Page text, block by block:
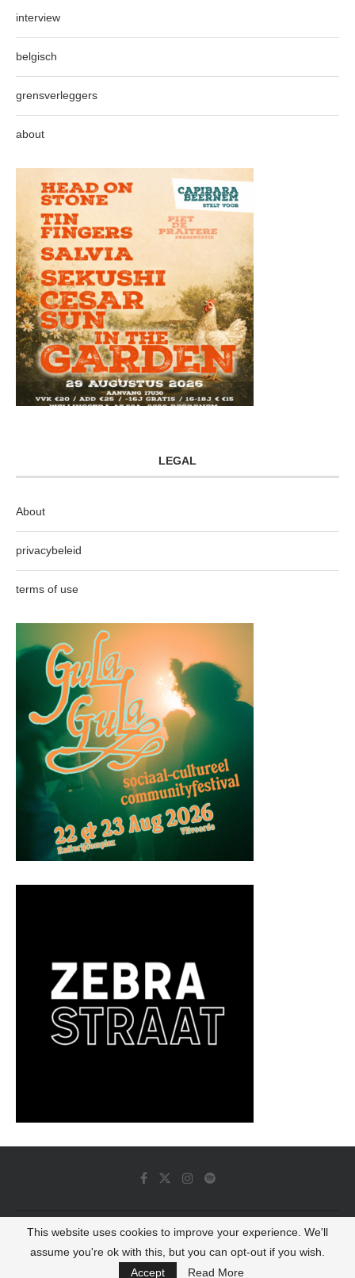
interview
belgisch
grensverleggers
about
LEGAL
About
privacybeleid
terms of use
© 2022 - Luminous Dash All Rights Reserved
BACK TO TOP
This website uses cookies to improve your experience. We'll
assume you're ok with this, but you can opt-out if you wish.
Accept
Read More